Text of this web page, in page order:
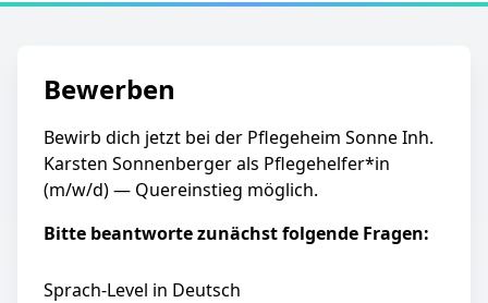
Bewerben
Bewirb dich jetzt bei der Pflegeheim Sonne Inh.
Karsten Sonnenberger als Pflegehelfer*in
(m/w/d) — Quereinstieg möglich.
Bitte beantworte zunächst folgende Fragen:
Sprach-Level in Deutsch